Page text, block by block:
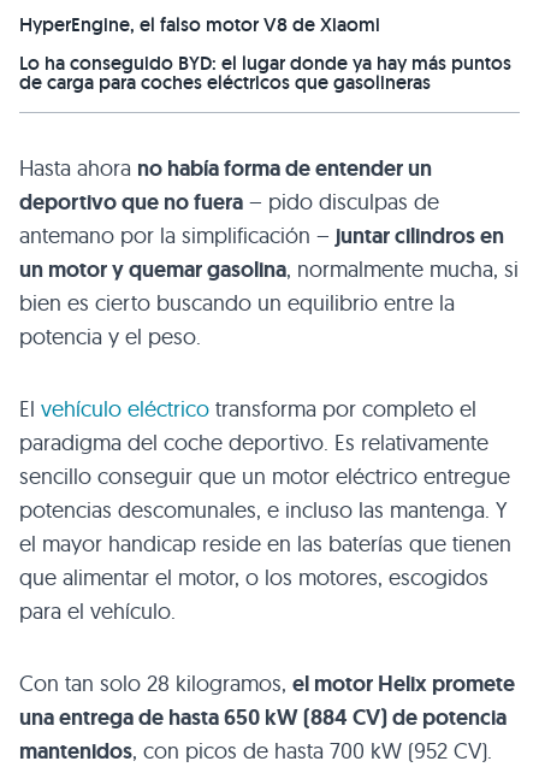
HyperEngine, el falso motor V8 de Xiaomi
Lo ha conseguido BYD: el lugar donde ya hay más puntos
de carga para coches eléctricos que gasolineras
Hasta ahora no había forma de entender un
deportivo que no fuera – pido disculpas de
antemano por la simplificación – juntar cilindros en
un motor y quemar gasolina, normalmente mucha, si
bien es cierto buscando un equilibrio entre la
potencia y el peso.
El vehículo eléctrico transforma por completo el
paradigma del coche deportivo. Es relativamente
sencillo conseguir que un motor eléctrico entregue
potencias descomunales, e incluso las mantenga. Y
el mayor handicap reside en las baterías que tienen
que alimentar el motor, o los motores, escogidos
para el vehículo.
Con tan solo 28 kilogramos, el motor Helix promete
una entrega de hasta 650 kW (884 CV) de potencia
mantenidos, con picos de hasta 700 kW (952 CV).